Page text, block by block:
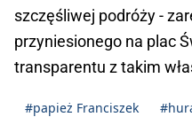
szczęśliwej podróży -
przyniesionego na plac
transparentu z takim
#papież Franciszek